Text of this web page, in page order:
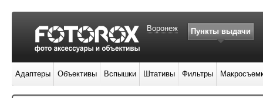
Воронеж Пункты выдачи
Адаптеры Объективы Вспышки Штативы Фильтры